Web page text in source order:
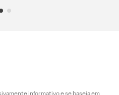
informativo e se baseia em